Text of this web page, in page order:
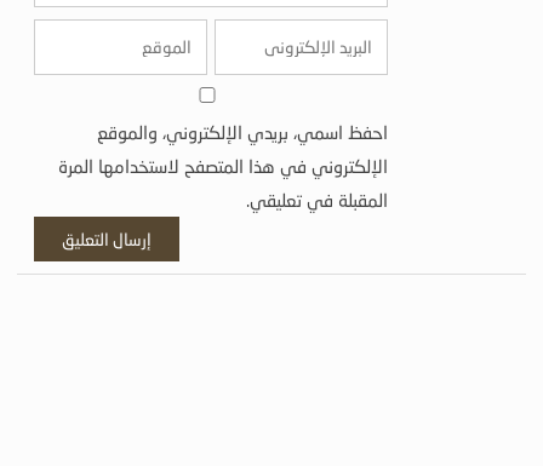
احفظ اسمي، بريدي الإلكتروني، والموقع
الإلكتروني في هذا المتصفح لاستخدامها المرة
المقبلة في تعليقي.